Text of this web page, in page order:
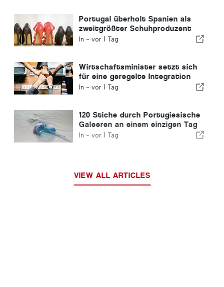
Portugal überholt Spanien als
zweitgrößter Schuhproduzent
Europas
In - vor 1 Tag
Wirtschaftsminister setzt sich
für eine geregelte Integration
ein und garantiert Einwanderern
In - vor 1 Tag
120 Stiche durch Portugiesische
Galeeren an einem einzigen Tag
verzeichnet
In - vor 1 Tag
VIEW ALL ARTICLES